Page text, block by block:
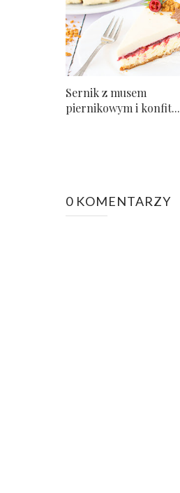
Sernik z musem
piernikowym i konfit...
0 KOMENTARZY